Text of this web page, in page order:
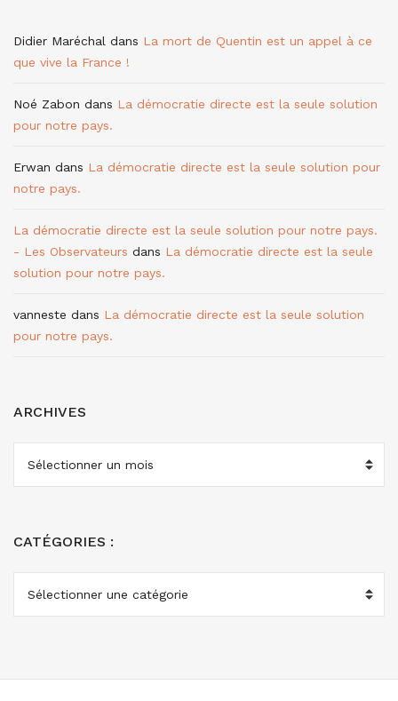
Didier Maréchal dans La mort de Quentin est un appel à ce
que vive la France !
Noé Zabon dans La démocratie directe est la seule solution
pour notre pays.
Erwan dans La démocratie directe est la seule solution pour
notre pays.
La démocratie directe est la seule solution pour notre pays.
- Les Observateurs dans La démocratie directe est la seule
solution pour notre pays.
vanneste dans La démocratie directe est la seule solution
pour notre pays.
ARCHIVES
CATÉGORIES :